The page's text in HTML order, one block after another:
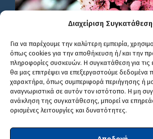
Διαχείριση
Για να παρέχουμε την καλύτερη εμπειρία,
όπως cookies για την αποθήκευση ή/και την
πληροφορίες συσκευών. Η συγκατάθεση για τις
θα μας επιτρέψει να επεξεργαστούμε δεδομένα
χαρακτήρα, όπως συμπεριφορά περιήγησης ή
αναγνωριστικά σε αυτόν τον ιστότοπο. Η μη
ανάκληση της συγκατάθεσης, μπορεί να
ορισμένες λειτουργίες και δυνατότητες.